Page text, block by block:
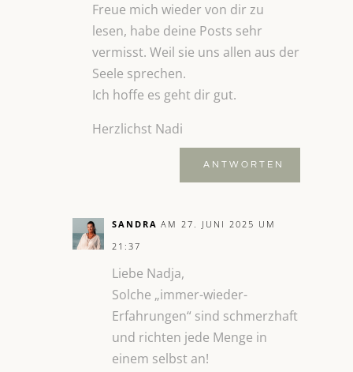
Freue mich wieder von dir zu
lesen, habe deine Posts sehr
vermisst. Weil sie uns allen aus der
Seele sprechen.
Ich hoffe es geht dir gut.
Herzlichst Nadi
ANTWORTEN
SANDRA AM 27. JUNI 2025 UM
21:37
Liebe Nadja,
Solche „immer-wieder-
Erfahrungen“ sind schmerzhaft
und richten jede Menge in
einem selbst an!